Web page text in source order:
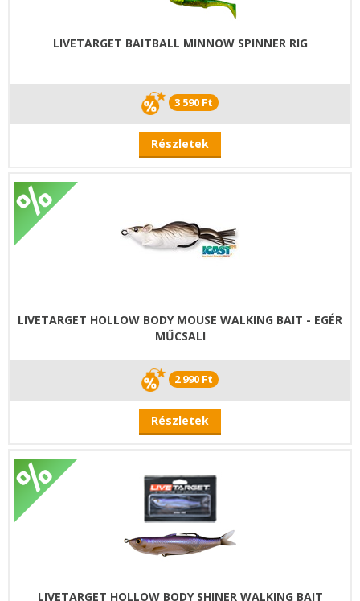
LIVETARGET BAITBALL MINNOW SPINNER RIG
3 590 Ft
Részletek
LIVETARGET HOLLOW BODY MOUSE WALKING BAIT - EGÉR
MŰCSALI
2 990 Ft
Részletek
LIVETARGET HOLLOW BODY SHINER WALKING BAIT